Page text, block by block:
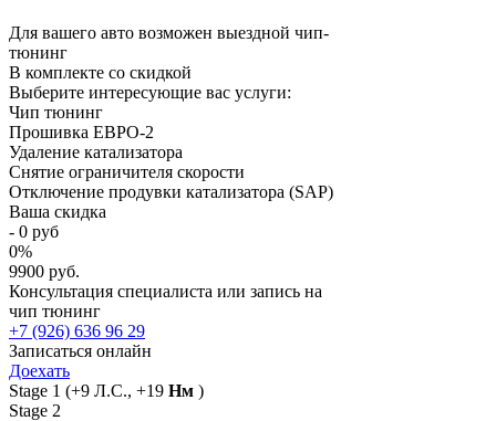
Для вашего авто возможен выездной чип-
тюнинг
В комплекте со скидкой
Выберите интересующие вас услуги:
Чип тюнинг
Прошивка ЕВРО-2
Удаление катализатора
Снятие ограничителя скорости
Отключение продувки катализатора (SAP)
Ваша скидка
- 0 руб
0%
9900 руб.
Консультация специалиста или запись на
чип тюнинг
+7 (926) 636 96 29
Записаться онлайн
Доехать
Stage 1 (+9 Л.С., +19 Нм )
Stage 2